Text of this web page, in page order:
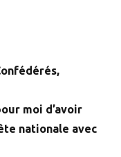
moi d’avoir
nationale avec